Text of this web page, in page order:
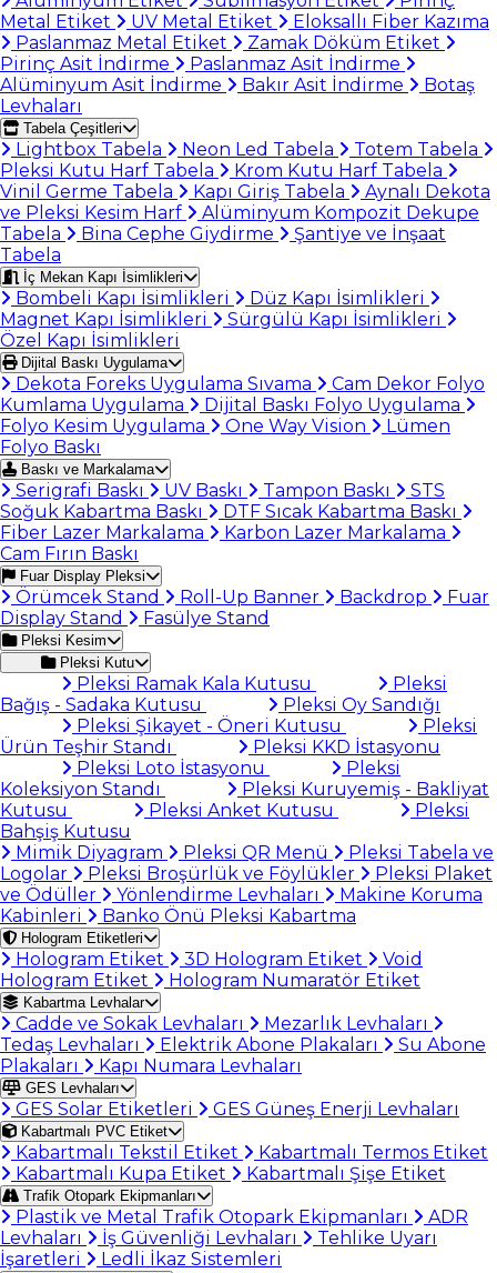
Metal Etiket
UV Metal Etiket
Eloksallı Fiber Kazıma
Paslanmaz Metal Etiket
Zamak Döküm Etiket
Pirinç Asit İndirme
Paslanmaz Asit İndirme
Alüminyum Asit İndirme
Bakır Asit İndirme
Botaş
Levhaları
Tabela Çeşitleri
Lightbox Tabela Neon Led Tabela
Totem Tabela
Pleksi Kutu Harf Tabela
Krom Kutu Harf Tabela
Vinil Germe Tabela
Kapı Giriş Tabela
Aynalı Dekota
ve Pleksi Kesim Harf
Alüminyum Kompozit Dekupe
Tabela
Bina Cephe Giydirme
Şantiye ve İnşaat
Tabela
İç Mekan Kapı İsimlikleri
Bombeli Kapı İsimlikleri
Düz Kapı İsimlikleri
Magnet Kapı İsimlikleri
Sürgülü Kapı İsimlikleri
Özel Kapı İsimlikleri
Dijital Baskı Uygulama
Dekota Foreks Uygulama Sıvama
Cam Dekor Folyo
Kumlama Uygulama
Dijital Baskı Folyo Uygulama
Folyo Kesim Uygulama
One Way Vision
Lümen
Folyo Baskı
Baskı ve Markalama
Serigrafi Baskı UV Baskı Tampon Baskı
STS
Soğuk Kabartma Baskı
DTF Sıcak Kabartma Baskı
Fiber Lazer Markalama
Karbon Lazer Markalama
Cam Fırın Baskı
Fuar Display Pleksi
Örümcek Stand Roll-Up Banner Backdrop
Fuar
Display Stand
Fasülye Stand
Pleksi Kesim
Pleksi Kutu
Pleksi Ramak Kala Kutusu
Pleksi
Bağış - Sadaka Kutusu
Pleksi Oy Sandığı
Pleksi Şikayet - Öneri Kutusu
Pleksi
Ürün Teşhir Standı
Pleksi KKD İstasyonu
Pleksi Loto İstasyonu
Pleksi
Koleksiyon Standı
Pleksi Kuruyemiş - Bakliyat
Kutusu
Pleksi Anket Kutusu
Pleksi
Bahşiş Kutusu
Mimik Diyagram
Pleksi QR Menü
Pleksi Tabela ve
Logolar
Pleksi Broşürlük ve Föylükler
Pleksi Plaket
ve Ödüller
Yönlendirme Levhaları
Makine Koruma
Kabinleri
Banko Önü Pleksi Kabartma
Hologram Etiketleri
Hologram Etiket 3D Hologram Etiket
Void
Hologram Etiket
Hologram Numaratör Etiket
Kabartma Levhalar
Cadde ve Sokak Levhaları
Mezarlık Levhaları
Tedaş Levhaları
Elektrik Abone Plakaları
Su Abone
Plakaları
Kapı Numara Levhaları
GES Levhaları
GES Solar Etiketleri GES Güneş Enerji Levhaları
Kabartmalı PVC Etiket
Kabartmalı Tekstil Etiket
Kabartmalı Termos Etiket
Kabartmalı Kupa Etiket
Kabartmalı Şişe Etiket
Trafik Otopark Ekipmanları
Plastik ve Metal Trafik Otopark Ekipmanları
ADR
Levhaları
İş Güvenliği Levhaları
Tehlike Uyarı
İşaretleri
Ledli İkaz Sistemleri